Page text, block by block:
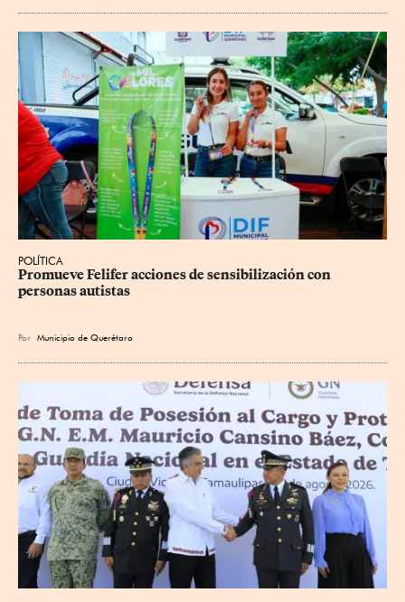
POLÍTICA
Promueve Felifer acciones de sensibilización con
personas autistas
Por Municipio de Querétaro